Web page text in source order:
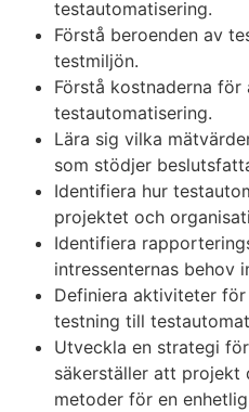
testautomatisering.
Förstå beroenden av
testmiljön.
Förstå kostnaderna
testautomatisering.
Lära sig vilka
som stödjer
Identifiera hur
projektet och
Identifiera
intressenternas behov
Definiera aktiviteter
testning till
Utveckla en strategi
säkerställer att projekt
metoder för en